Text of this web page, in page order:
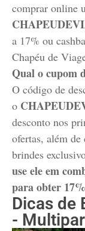
comprar online
a 17% ou
Chapéu de
Qual o cupom
O código de
o
desconto nos
ofertas, além de
brindes
use ele em
para obter
Dicas de
-